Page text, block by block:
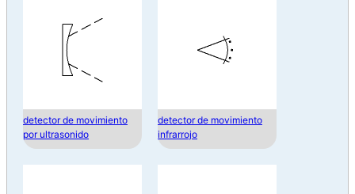
detector de movimiento
por ultrasonido
detector de movimiento
infrarrojo